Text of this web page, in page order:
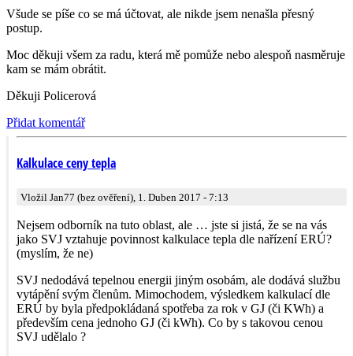
Všude se píše co se má účtovat, ale nikde jsem nenašla přesný
postup.
Moc děkuji všem za radu, která mě pomůže nebo alespoň nasměruje
kam se mám obrátit.
Děkuji Policerová
Přidat komentář
Kalkulace ceny tepla
Vložil Jan77 (bez ověření), 1. Duben 2017 - 7:13
Nejsem odborník na tuto oblast, ale … jste si jistá, že se na vás
jako SVJ vztahuje povinnost kalkulace tepla dle nařízení ERÚ?
(myslím, že ne)
SVJ nedodává tepelnou energii jiným osobám, ale dodává službu
vytápění svým členům. Mimochodem, výsledkem kalkulací dle
ERÚ by byla předpokládaná spotřeba za rok v GJ (či KWh) a
především cena jednoho GJ (či kWh). Co by s takovou cenou
SVJ udělalo ?